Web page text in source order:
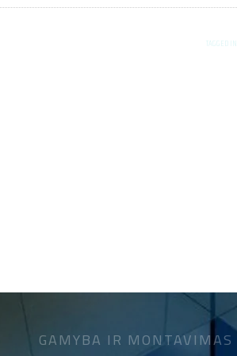
TAGGED IN
GAMYBA IR MONTAVIMAS